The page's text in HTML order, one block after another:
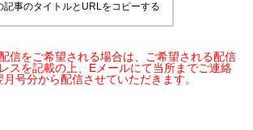
記事のタイトルとURLをコピーする
信をご希望される場合は、ご希望される配信
スを記載の上、Eメールにて当所までご連絡
号分から配信させていただきます。